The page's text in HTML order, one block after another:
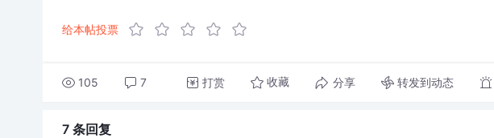
给本帖投票
105 7 打赏 收藏 分享 转发到动态
7 条回复